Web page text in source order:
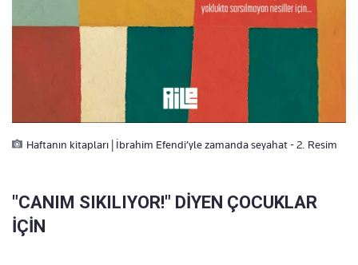
Haftanın kitapları | İbrahim Efendi’yle zamanda seyahat - 2. Resim
"CANIM SIKILIYOR!" DİYEN ÇOCUKLAR
İÇİN